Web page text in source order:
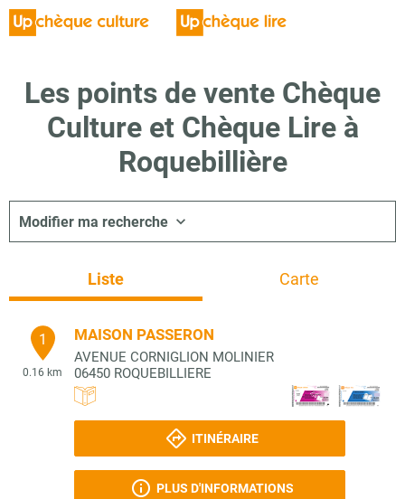
Les points de vente Chèque
Culture et Chèque Lire à
Roquebillière
Modifier ma recherche
Liste Carte
1
0.16 km
MAISON PASSERON
AVENUE CORNIGLION MOLINIER
06450 ROQUEBILLIERE
ITINÉRAIRE
PLUS D'INFORMATIONS